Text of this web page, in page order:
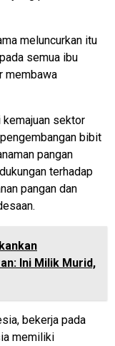
meluncurkan itu
semua ibu
membawa
kemajuan sektor
bibit
pangan
terhadap
pangan dan
Ini Milik Murid,
bekerja pada
memiliki